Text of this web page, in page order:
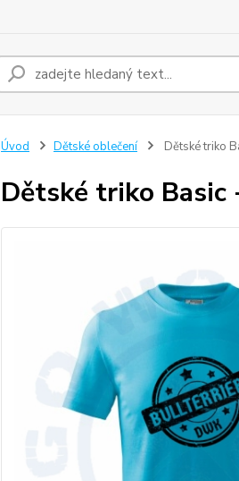
Úvod Dětské oblečení Dětské triko
Dětské triko